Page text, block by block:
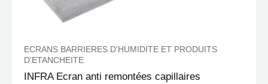
ECRANS BARRIERES D'HUMIDITE ET PRODUITS
D'ETANCHEITE
INFRA Ecran anti remontées capillaires